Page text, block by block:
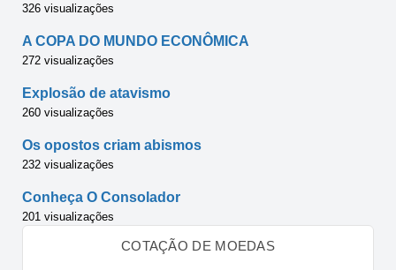
326 visualizações
A COPA DO MUNDO ECONÔMICA
272 visualizações
Explosão de atavismo
260 visualizações
Os opostos criam abismos
232 visualizações
Conheça O Consolador
201 visualizações
COTAÇÃO DE MOEDAS